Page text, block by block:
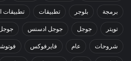
برمجة بلوجر تطبيقات تطبيقات
تويتر جوجل جوجل ادسنس
شروحات عام فايرفوكس